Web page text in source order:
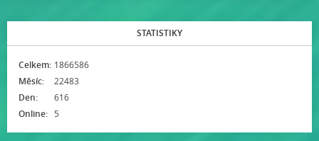
STATISTIKY
Online: 5
Celkem: 1866586
Měsíc:
22483
Den:
616